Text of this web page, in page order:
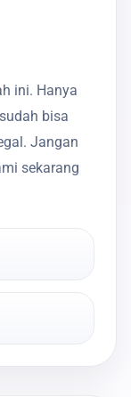
ini. Hanya
bisa
Jangan
sekarang